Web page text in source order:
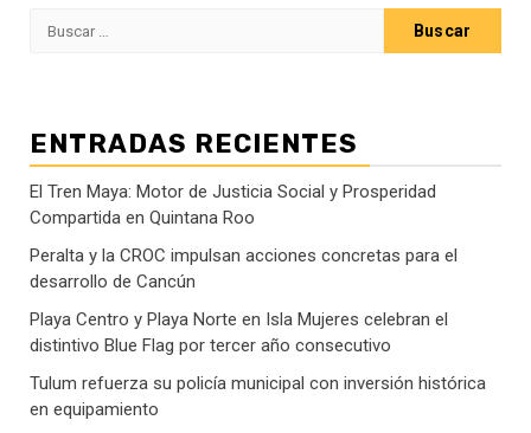
ENTRADAS RECIENTES
El Tren Maya: Motor de Justicia Social y Prosperidad
Compartida en Quintana Roo
Peralta y la CROC impulsan acciones concretas para el
desarrollo de Cancún
Playa Centro y Playa Norte en Isla Mujeres celebran el
distintivo Blue Flag por tercer año consecutivo
Tulum refuerza su policía municipal con inversión histórica
en equipamiento